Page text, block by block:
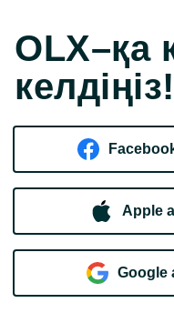
OLX–қа
келдіңіз!
Apple
Google